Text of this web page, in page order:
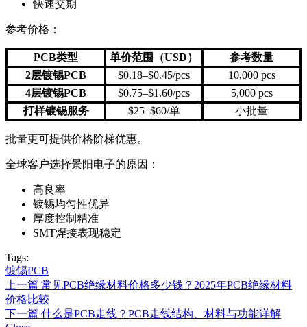
快速交期
参考价格：
PCB类型 单价范围（USD）
参考数量
2层镀锡PCB
$0.18–$0.45/pcs
10,000 pcs
4层镀锡PCB
$0.75–$1.60/pcs
5,000 pcs
打样镀锡服务
$25–$60/单 小批量
批量更可提供价格阶梯优惠。
全球客户选择景阳电子的原因：
高良率
镀锡均匀性优异
厚度控制精准
SMT焊接表现稳定
Tags:
镀锡PCB
上一篇 常见PCB绝缘材料价格多少钱？2025年PCB绝缘材料
价格比较
下一篇 什么是PCB走线？PCB走线结构、材料与功能详解